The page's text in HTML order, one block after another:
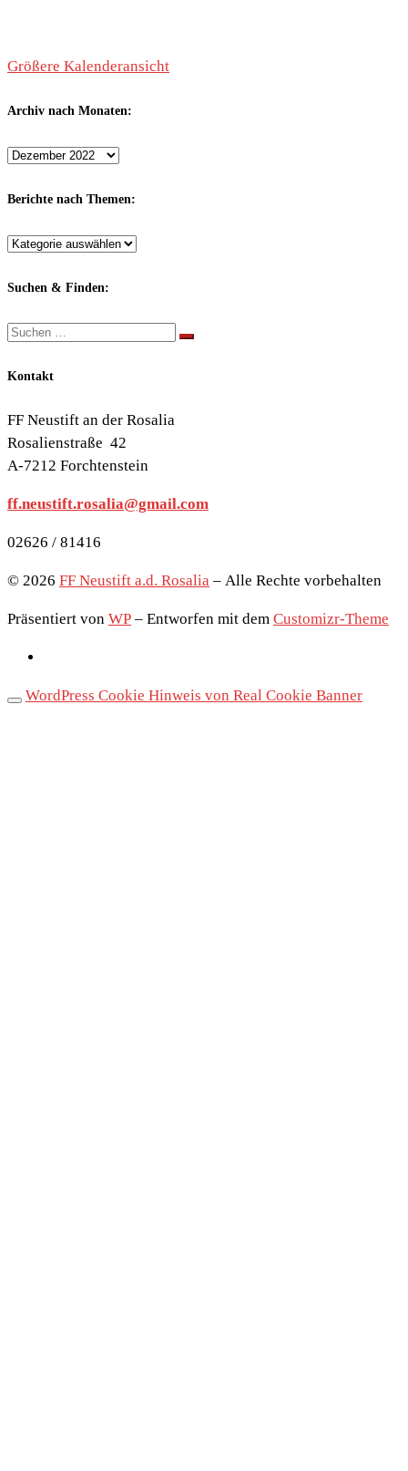
Größere Kalenderansicht
Archiv nach Monaten:
Archiv
Monaten:
Berichte nach Themen:
Berichte
Themen:
Suchen & Finden:
Suche
Suchen …
Kontakt
FF Neustift an der Rosalia
Rosalienstraße 42
A-7212 Forchtenstein
ff.neustift.rosalia@gmail.com
02626 / 81416
© 2026 FF Neustift a.d. Rosalia – Alle Rechte vorbehalten
Präsentiert von WP – Entworfen mit dem Customizr-Theme
WordPress Cookie Hinweis von Real Cookie Banner